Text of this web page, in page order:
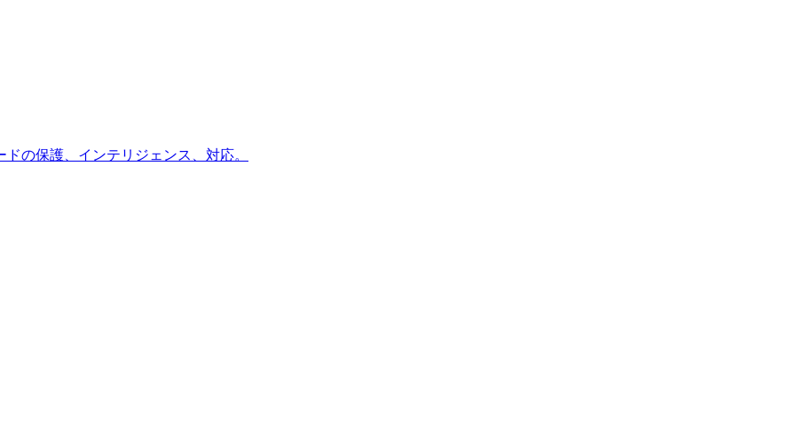
の保護、インテリジェンス、対応。